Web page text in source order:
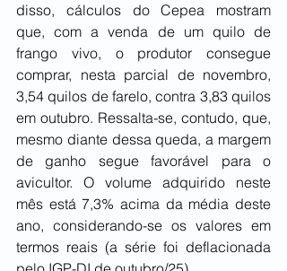
disso, cálculos do Cepea mostram
que, com a venda de um quilo de
frango vivo, o produtor consegue
comprar, nesta parcial de novembro,
3,54 quilos de farelo, contra 3,83 quilos
em outubro. Ressalta-se, contudo, que,
mesmo diante dessa queda, a margem
de ganho segue favorável para o
avicultor. O volume adquirido neste
mês está 7,3% acima da média deste
ano, considerando-se os valores em
termos reais (a série foi deflacionada